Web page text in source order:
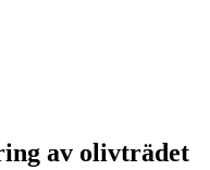
av olivträdet